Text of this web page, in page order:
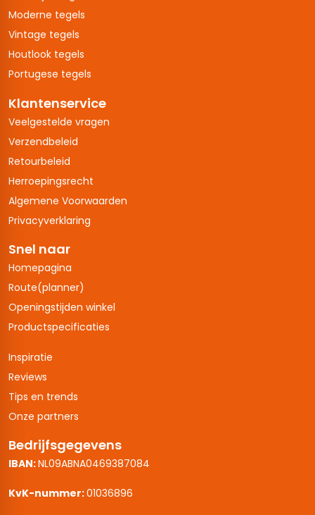
Moderne tegels
Vintage tegels
Houtlook tegels
Portugese tegels
Klantenservice
Veelgestelde vragen
Verzendbeleid
Retourbeleid
Herroepingsrecht
Algemene Voorwaarden
Privacyverklaring
Snel naar
Homepagina
Route(planner)
Openingstijden winkel
Productspecificaties
Inspiratie
Reviews
Tips en trends
Onze partners
Bedrijfsgegevens
IBAN:NL09ABNA0469387084
KvK-nummer:01036896